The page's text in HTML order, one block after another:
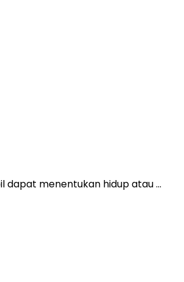
dapat menentukan hidup atau ...